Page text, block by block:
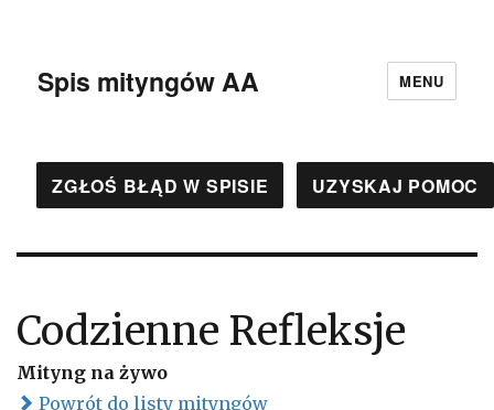
Spis mityngów AA MENU
ZGŁOŚ BŁĄD W SPISIE UZYSKAJ POMOC
Codzienne Refleksje
Mityng na żywo
Powrót do listy mityngów